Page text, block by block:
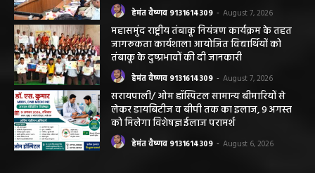
हेमंत वैष्णव 9131614309 - August 7, 2026
महासमुंद राष्ट्रीय तंबाकू नियंत्रण कार्यक्रम के तहत
जागरूकता कार्यशाला आयोजित विद्यार्थियों को
तंबाकू के दुष्प्रभावों की दी जानकारी
हेमंत वैष्णव 9131614309 - August 7, 2026
सरायपाली/ ओम हॉस्पिटल सामान्य बीमारियों से
लेकर डायबिटीज व बीपी तक का इलाज, 9 अगस्त
को मिलेगा विशेषज्ञ ईलाज परामर्श
हेमंत वैष्णव 9131614309 - August 6, 2026